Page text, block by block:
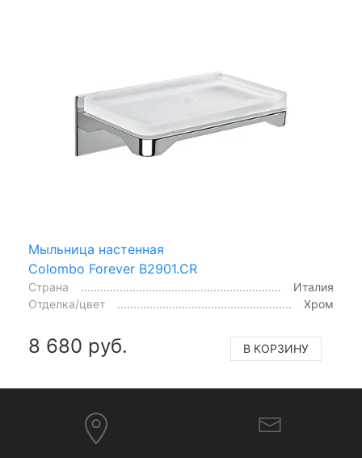
Мыльница настенная
Colombo Forever B2901.CR
Страна
Италия
Отделка/цвет
Хром
8 680 руб. В КОРЗИНУ